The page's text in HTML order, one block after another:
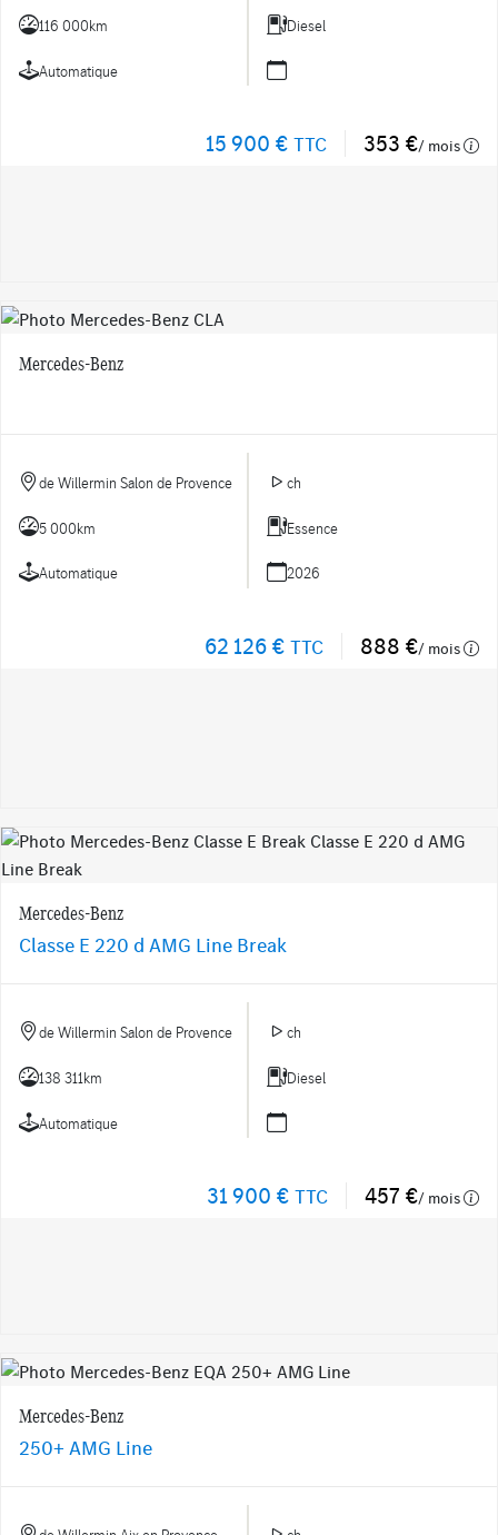
116 000km Diesel
Automatique
15 900 € TTC 353 €/ mois
Mercedes-Benz
de Willermin Salon de Provence ch
5 000km Essence
Automatique 2026
62 126 € TTC 888 €/ mois
Mercedes-Benz
Classe E 220 d AMG Line Break
de Willermin Salon de Provence ch
138 311km Diesel
Automatique
31 900 € TTC 457 €/ mois
Mercedes-Benz
250+ AMG Line